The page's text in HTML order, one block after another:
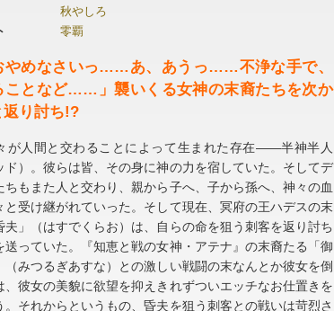
秋やしろ
零覇
やめなさいっ……あ、あうっ……不浄な手で、
ことなど……」襲いくる女神の末裔たちを次か
返り討ち!?
が人間と交わることによって生まれた存在――半神半人
ド）。彼らは皆、その身に神の力を宿していた。そしてデ
ちもまた人と交わり、親から子へ、子から孫へ、神々の血
と受け継がれていった。そして現在、冥府の王ハデスの末
夫」（はすでくらお）は、自らの命を狙う刺客を返り討ち
送っていた。『知恵と戦の女神・アテナ』の末裔たる「御
（みつるぎあすな）との激しい戦闘の末なんとか彼女を倒
、彼女の美貌に欲望を抑えきれずついエッチなお仕置きを
。それからというもの、昏夫を狙う刺客との戦いは苛烈さ